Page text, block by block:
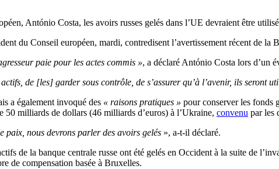
António Costa, les avoirs russes gelés dans l’UE devraient être
du Conseil européen, mardi, contredisent l’avertissement récent de
paie pour les actes commis », a déclaré António Costa lors d’un
de [les] garder sous contrôle, de s’assurer qu’à l’avenir, ils seront
a également invoqué des « raisons pratiques » pour conserver les fonds
50 milliards de dollars (46 milliards d’euros) à l’Ukraine, convenu par les
paix, nous devrons parler des avoirs gelés », a-t-il déclaré.
de la banque centrale russe ont été gelés en Occident à la suite de
de compensation basée à Bruxelles.